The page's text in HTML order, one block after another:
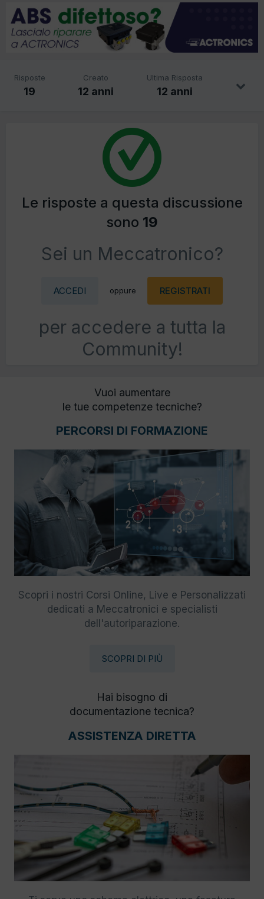
Risposte
19
Creato
12 anni
Ultima Risposta
12 anni
Le risposte a questa discussione
sono 19
Sei un Meccatronico?
ACCEDI oppure REGISTRATI
per accedere a tutta la
Community!
Vuoi aumentare
le tue competenze tecniche?
PERCORSI DI FORMAZIONE
Scopri i nostri Corsi Online, Live e Personalizzati
dedicati a Meccatronici e specialisti
dell'autoriparazione.
SCOPRI DI PIÙ
Hai bisogno di
documentazione tecnica?
ASSISTENZA DIRETTA